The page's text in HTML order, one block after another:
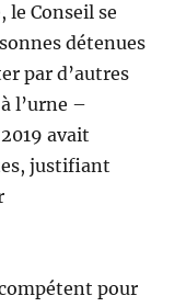
le Conseil se
détenues
par d’autres
l’urne –
avait
justifiant
pour